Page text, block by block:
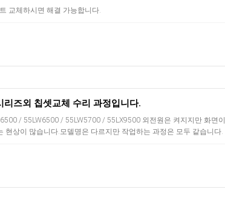
교체하시면 해결 가능합니다.
즈외 칩셋교체 수리 과정입니다.
/ 55LW6500 / 55LW5700 / 55LX9500 외전원은 켜지지만 화면이
현상이 많습니다.모델명은 다르지만 작업하는 과정은 모두 같습니다.